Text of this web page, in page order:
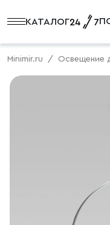
КАТАЛОГ
Minimir.ru Освещение